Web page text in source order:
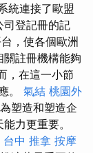
統連接了歐盟
司登記冊的記
，使各個歐洲
關註冊機構能夠
，在這一小節
。 氣結 桃園外
塑造和塑造企
力更重要。
台中 推拿 按摩